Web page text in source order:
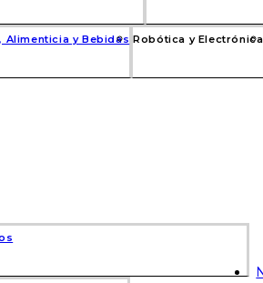
y Bebidas Robótica y Electrónica